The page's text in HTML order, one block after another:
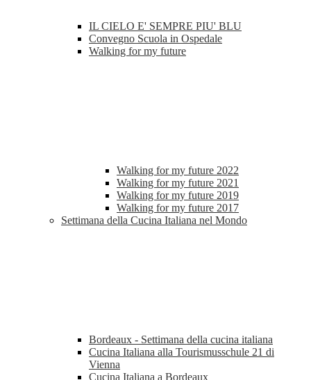
IL CIELO E' SEMPRE PIU' BLU
Convegno Scuola in Ospedale
Walking for my future
Walking for my future 2022
Walking for my future 2021
Walking for my future 2019
Walking for my future 2017
Settimana della Cucina Italiana nel Mondo
Bordeaux - Settimana della cucina italiana
Cucina Italiana alla Tourismusschule 21 di
Vienna
Cucina Italiana a Bordeaux